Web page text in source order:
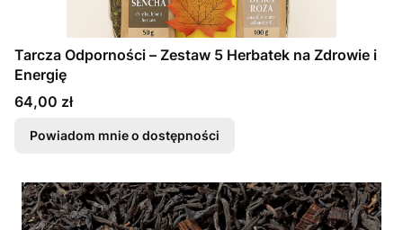
Tarcza Odporności – Zestaw 5 Herbatek na Zdrowie i
Energię
Cena
64,00 zł
Powiadom mnie o dostępności